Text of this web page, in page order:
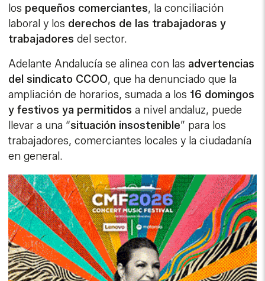
los pequeños comerciantes, la conciliación
laboral y los derechos de las trabajadoras y
trabajadores del sector.
Adelante Andalucía se alinea con las advertencias
del sindicato CCOO, que ha denunciado que la
ampliación de horarios, sumada a los 16 domingos
y festivos ya permitidos a nivel andaluz, puede
llevar a una “situación insostenible” para los
trabajadores, comerciantes locales y la ciudadanía
en general.